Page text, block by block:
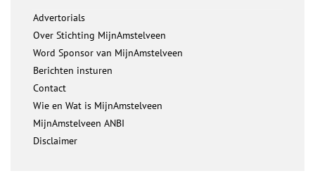
Advertorials
Over Stichting MijnAmstelveen
Word Sponsor van MijnAmstelveen
Berichten insturen
Contact
Wie en Wat is MijnAmstelveen
MijnAmstelveen ANBI
Disclaimer